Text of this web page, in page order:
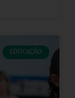
EDUCAÇÃO